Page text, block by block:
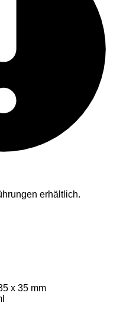
erhältlich.
x 35 mm